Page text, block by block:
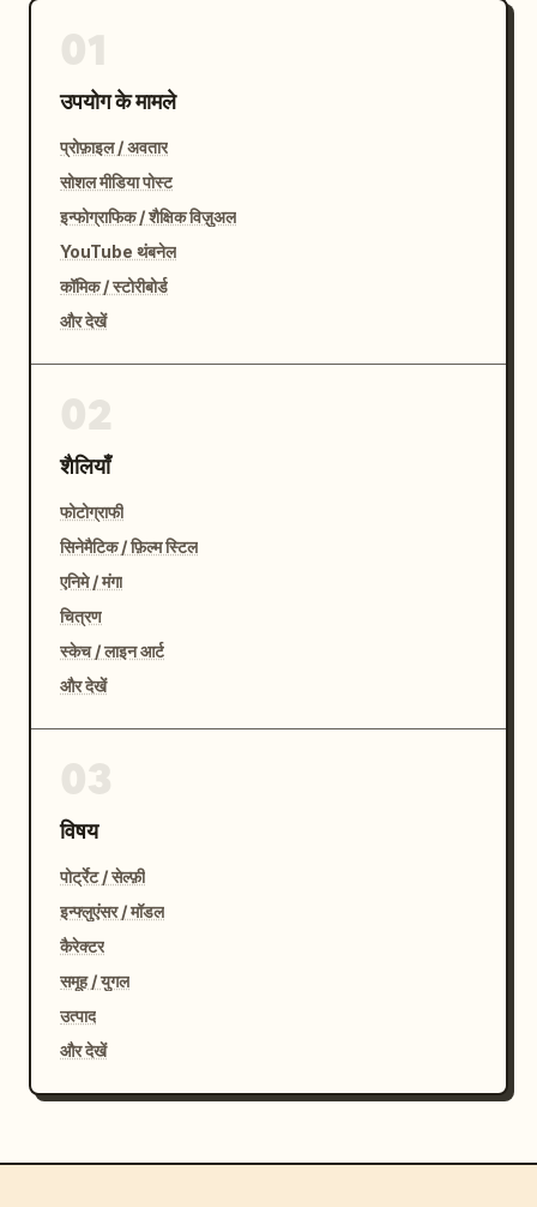
उपयोग के मामले
प्रोफ़ाइल / अवतार
सोशल मीडिया पोस्ट
इन्फोग्राफिक / शैक्षिक विज़ुअल
YouTube थंबनेल
कॉमिक / स्टोरीबोर्ड
और देखें
शैलियाँ
फोटोग्राफी
सिनेमैटिक / फ़िल्म स्टिल
एनिमे / मंगा
चित्रण
स्केच / लाइन आर्ट
और देखें
विषय
पोर्ट्रेट / सेल्फ़ी
इन्फ्लुएंसर / मॉडल
कैरेक्टर
समूह / युगल
उत्पाद
और देखें